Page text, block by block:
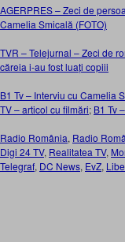
AGERPRES – Zeci de
Camelia Smicală (FOTO)
TVR – Telejurnal – Zeci de
căreia i-au fost luați copiii
B1 Tv – Interviu cu Camelia
TV – articol cu filmări; B1 Tv
Radio România, Radio
Digi 24 TV, Realitatea TV,
Telegraf, DC News, EvZ,